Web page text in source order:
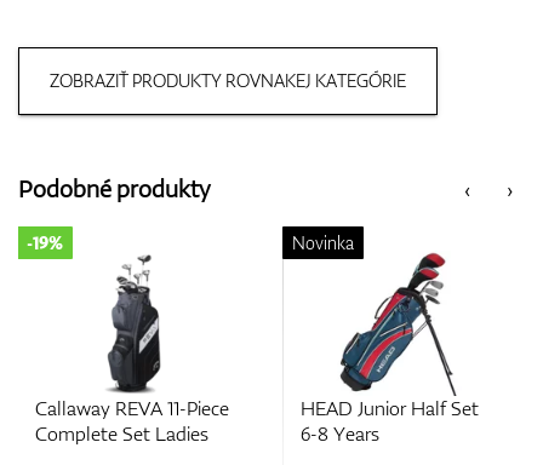
Bagy
Príslušenstvo
ZOBRAZIŤ PRODUKTY ROVNAKEJ KATEGÓRIE
‹
Podobné produkty ›
Callaway REVA 11-Piece
Complete Set Ladies
-19%
HEAD Junior Half Set
6-8 Years
Novinka